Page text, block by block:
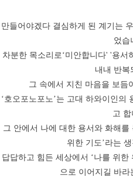
만들어야겠다 결심하게 된 계기는
었습
차분한 목소리로 ‘미안합니다' '용서
내내 반복
그 속에서 지친 마음을 보듬
‘호오포노포노’는 고대 하와이인의
고
그 안에서 나에 대한 용서와 화해를
위한 기도 ’라는
답답하고 힘든 세상에서 ‘나를 위한
으로 이어지길 바라